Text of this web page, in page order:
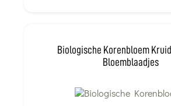
Biologische Korenbloem
Bloemblaadjes